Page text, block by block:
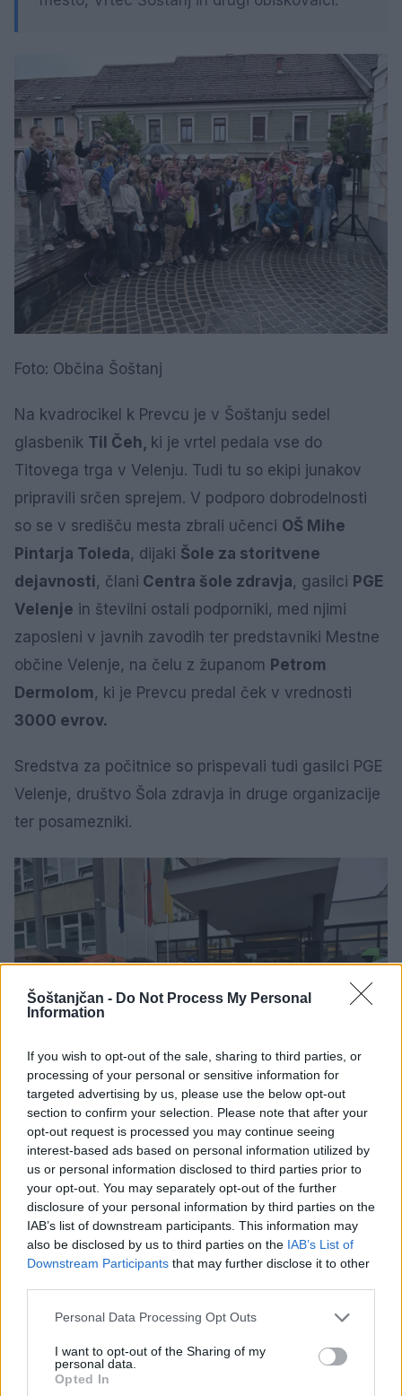
Šoštanjčan - Do Not Process My Personal
Information
If you wish to opt-out of the sale, sharing to third parties, or
processing of your personal or sensitive information for
targeted advertising by us, please use the below opt-out
section to confirm your selection. Please note that after your
opt-out request is processed you may continue seeing
interest-based ads based on personal information utilized by
us or personal information disclosed to third parties prior to
your opt-out. You may separately opt-out of the further
disclosure of your personal information by third parties on the
IAB’s list of downstream participants. This information may
also be disclosed by us to third parties on the IAB’s List of
Downstream Participants that may further disclose it to other
Personal Data Processing Opt Outs
I want to opt-out of the Sharing of my
personal data.
Opted In
Foto: Občina Šoštanj
Na kvadrocikel k Prevcu je v Šoštanju sedel
glasbenik Til Čeh, ki je vrtel pedala vse do
Titovega trga v Velenju. Tudi tu so ekipi junakov
pripravili srčen sprejem. V podporo dobrodelnosti
so se v središču mesta zbrali učenci OŠ Mihe
Pintarja Toleda, dijaki Šole za storitvene
dejavnosti, člani Centra šole zdravja, gasilci PGE
Velenje in številni ostali podporniki, med njimi
zaposleni v javnih zavodih ter predstavniki Mestne
občine Velenje, na čelu z županom Petrom
Dermolom , ki je Prevcu predal ček v vrednosti
3000 evrov.
Sredstva za počitnice so prispevali tudi gasilci PGE
Velenje, društvo Šola zdravja in druge organizacije
ter posamezniki.
Dobrodelno ekipo sta na Titovem trgu pričakala
pevka Alyain komik Uroš Kuzman
, ki sta se v
nadaljevanju poti pridružila v kvadrociklu. Za
glasbeno popestritev je poskrbel
Robert Goter
harmoniko.
"Junaki ste vsi vi, ki podpirate